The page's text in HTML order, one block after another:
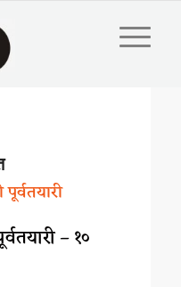
– १०